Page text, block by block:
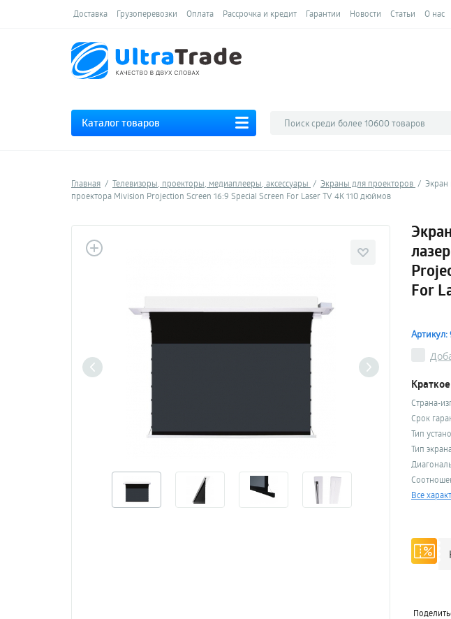
Доставка Грузоперевозки Оплата Рассрочка и кредит Гарантии Новости Статьи О нас
Каталог товаров
Главная Телевизоры, проекторы, медиаплееры, аксессуары Экраны для проекторов
Экран
проектора Mivision Projection Screen 16:9 Special Screen For Laser TV 4K 110 дюймов
For
Артикул:
Страна-
Срок
Тип
Тип
Все